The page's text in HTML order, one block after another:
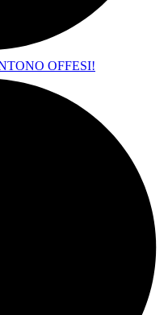
OFFESI!